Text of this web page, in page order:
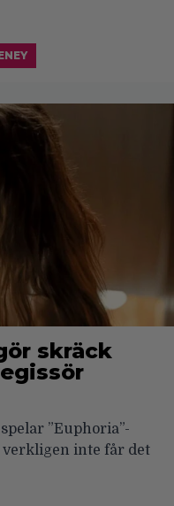
skräck
”Euphoria”-
verkligen inte får det